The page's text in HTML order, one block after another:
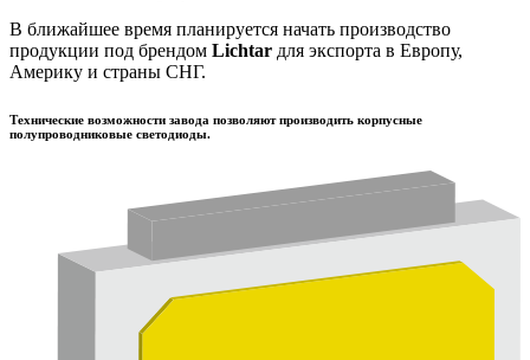
В ближайшее время планируется начать производство
продукции под брендом Lichtar для экспорта в Европу,
Америку и страны СНГ.
Технические возможности завода позволяют производить корпусные
полупроводниковые светодиоды.